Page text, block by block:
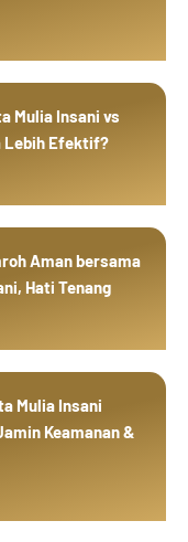
Mulia Insani vs
Lebih Efektif?
Aman bersama
Hati Tenang
Mulia Insani
Keamanan &